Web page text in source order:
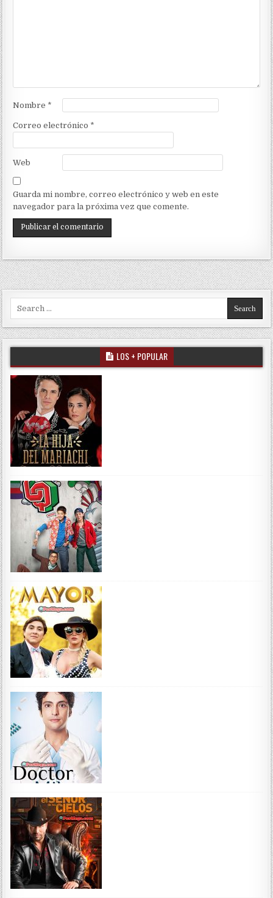
Nombre *
Correo electrónico *
Web
Guarda mi nombre, correo electrónico y web en este
navegador para la próxima vez que comente.
LOS + POPULAR